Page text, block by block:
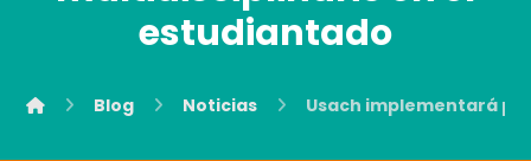
estudiantado
Blog Noticias Usach implementará